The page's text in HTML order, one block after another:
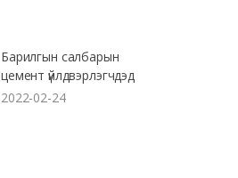
Барилгын салбарын
цемент үйлдвэрлэгчдэд
2022-02-24